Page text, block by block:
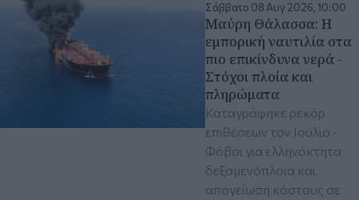
Σάββατο 08 Αυγ 2026, 10:00
Μαύρη Θάλασσα: Η
εμπορική ναυτιλία στα
πιο επικίνδυνα νερά -
Στόχοι πλοία και
πληρώματα
Καταγράφηκε ρεκόρ
επιθέσεων τον Ιούλιο -
Φόβοι για ελληνόκτητα
δεξαμενόπλοια και
απογείωση κόστους σε